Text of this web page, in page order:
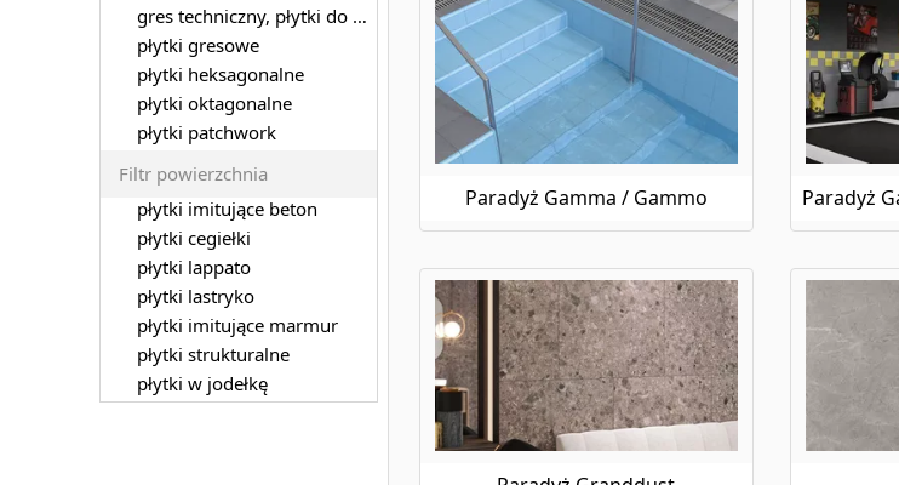
Paradyż Gamma / Gammo Paradyż
gres techniczny, płytki do garażu
płytki gresowe
płytki heksagonalne
płytki oktagonalne
płytki patchwork
Filtr powierzchnia
płytki imitujące beton
płytki cegiełki
płytki lappato
płytki lastryko
płytki imitujące marmur
płytki strukturalne
płytki w jodełkę